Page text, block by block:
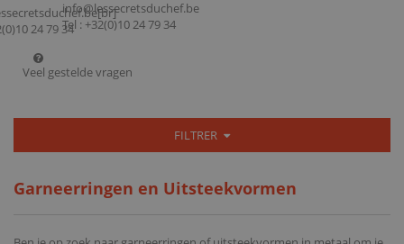
info@lessecretsduchef.be
Tel : +32(0)10 24 79 34
Veel gestelde vragen
FILTRER
Garneerringen en Uitsteekvormen